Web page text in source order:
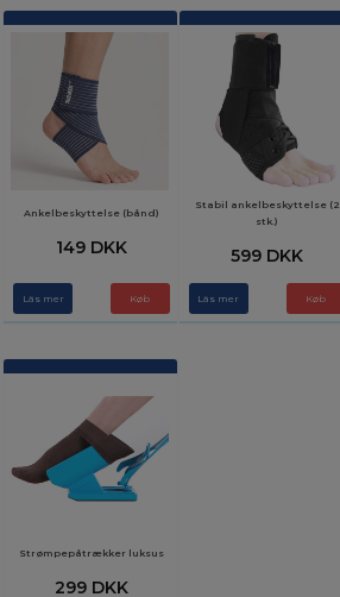
Ankelbeskyttelse (bånd)
149 DKK
Läs mer
Stabil ankelbeskyttelse (2
stk.)
599 DKK
Läs mer Køb
Strømpepåtrækker luksus
299 DKK